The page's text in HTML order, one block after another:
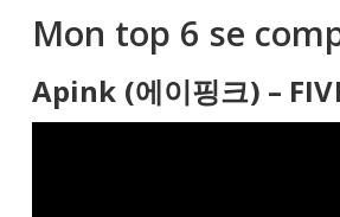
Mon top 6 se
Apink (에이핑크) –